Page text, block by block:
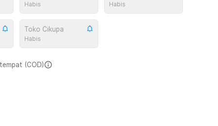
Habis Habis
Toko Cikupa
Habis
(COD)